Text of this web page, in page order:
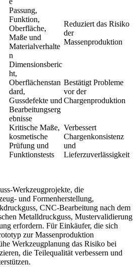
Passung,
Funktion,
Oberfläche,
Maße und
Materialverhalte
n
Reduziert das Risiko
der
Massenproduktion
Dimensionsberic
ht,
Oberflächenstan
dard,
Gussdefekte und
Bearbeitungserg
ebnisse
Bestätigt Probleme
vor der
Chargenproduktion
Kritische Maße,
kosmetische
Prüfung und
Funktionstests
Verbessert
Chargenkonsistenz
und
Lieferzuverlässigkeit
Werkzeugprojekte, die
und Formenherstellung,
CNC-Bearbeitung nach dem
Metalldruckguss, Mustervalidierung
erfordern. Für Einkäufer, die sich
zur Massenproduktion
Werkzeugplanung das Risiko bei
die Teilequalität verbessern und